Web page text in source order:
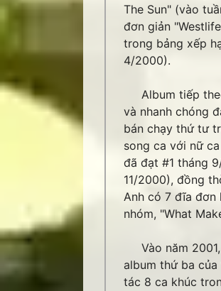
The Sun" (vào
đơn giản
trong bảng xếp
4/2000).
Album tiếp
và nhanh chóng
bán chạy thứ tư
song ca với nữ
đã đạt #1 tháng
11/2000), đồng
Anh có 7 đĩa đơn
nhóm, "What
Vào năm 2001,
album thứ ba
tác 8 ca khúc